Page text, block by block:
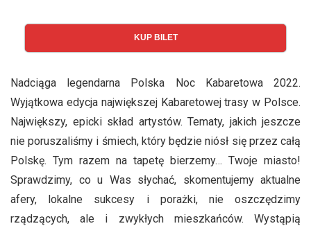
KUP BILET
Nadciąga legendarna Polska Noc Kabaretowa 2022.
Wyjątkowa edycja największej Kabaretowej trasy w Polsce.
Największy, epicki skład artystów. Tematy, jakich jeszcze
nie poruszaliśmy i śmiech, który będzie niósł się przez całą
Polskę. Tym razem na tapetę bierzemy… Twoje miasto!
Sprawdzimy, co u Was słychać, skomentujemy aktualne
afery, lokalne sukcesy i porażki, nie oszczędzimy
rządzących, ale i zwykłych mieszkańców. Wystąpią